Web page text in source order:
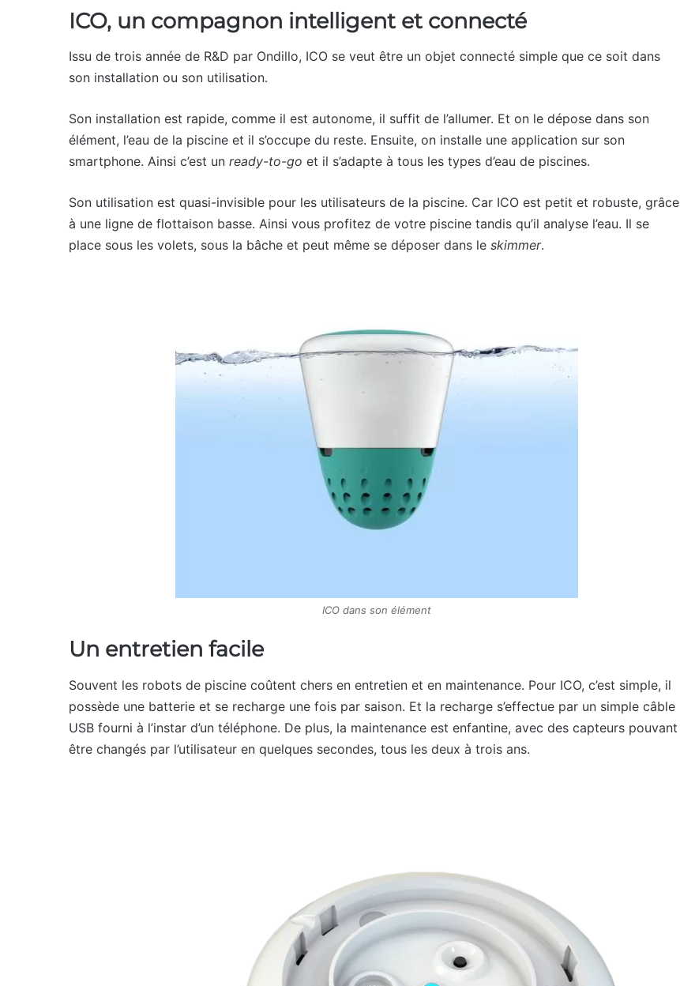
ICO, un compagnon intelligent et connecté
Issu de trois année de R&D par Ondillo, ICO se veut être un objet connecté simple que ce soit dans
son installation ou son utilisation.
Son installation est rapide, comme il est autonome, il suffit de l’allumer. Et on le dépose dans son
élément, l’eau de la piscine et il s’occupe du reste. Ensuite, on installe une application sur son
smartphone. Ainsi c’est un ready-to-go et il s’adapte à tous les types d’eau de piscines.
Son utilisation est quasi-invisible pour les utilisateurs de la piscine. Car ICO est petit et robuste, grâce
à une ligne de flottaison basse. Ainsi vous profitez de votre piscine tandis qu’il analyse l’eau. Il se
place sous les volets, sous la bâche et peut même se déposer dans le skimmer.
ICO dans son élément
Un entretien facile
Souvent les robots de piscine coûtent chers en entretien et en maintenance. Pour ICO, c’est simple, il
possède une batterie et se recharge une fois par saison. Et la recharge s’effectue par un simple câble
USB fourni à l’instar d’un téléphone. De plus, la maintenance est enfantine, avec des capteurs pouvant
être changés par l’utilisateur en quelques secondes, tous les deux à trois ans.